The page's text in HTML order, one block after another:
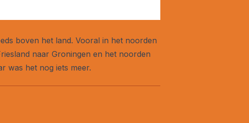
boven het land. Vooral in het noorden
naar Groningen en het noorden
was het nog iets meer.